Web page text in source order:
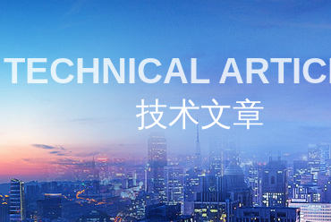
TECHNICAL
技术文章